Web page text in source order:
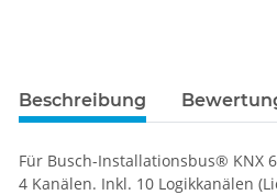
Beschreibung
Für Busch-Installationsbus® KNX
4 Kanälen. Inkl. 10 Logikkanälen